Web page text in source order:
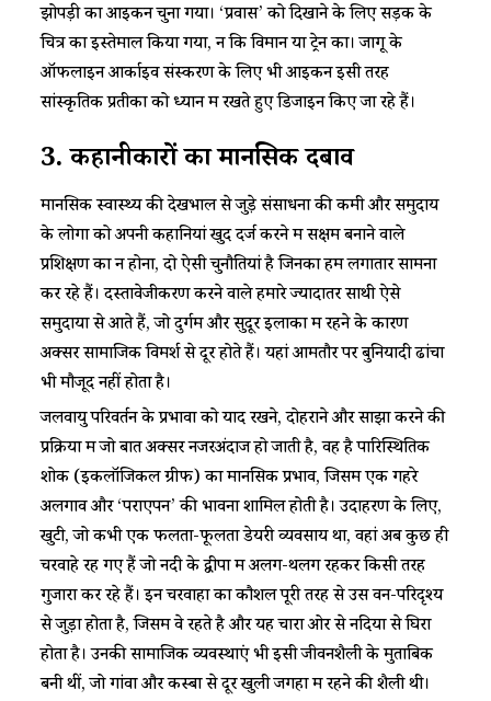
झोपड़ी का आइकन चुना गया। ‘प्रवास’ को दिखाने के लिए सड़क के
चित्र का इस्तेमाल किया गया, न कि विमान या ट्रेन का। जोंगू के
ऑफलाइन आर्काइव संस्करण के लिए भी आइकन इसी तरह
सांस्कृतिक प्रतीकों को ध्यान में रखते हुए डिजाइन किए जा रहे हैं।
3. कहानीकारों का मानसिक दबाव
मानसिक स्वास्थ्य की देखभाल से जुड़े संसाधनों की कमी और समुदाय
के लोगों को अपनी कहानियां खुद दर्ज करने में सक्षम बनाने वाले
प्रशिक्षण का न होना, दो ऐसी चुनौतियां है जिनका हम लगातार सामना
कर रहे हैं। दस्तावेजीकरण करने वाले हमारे ज्यादातर साथी ऐसे
समुदायों से आते हैं, जो दुर्गम और सुदूर इलाकों में रहने के कारण
अक्सर सामाजिक विमर्श से दूर होते हैं। यहां आमतौर पर बुनियादी ढांचा
भी मौजूद नहीं होता है।
जलवायु परिवर्तन के प्रभावों को याद रखने, दोहराने और साझा करने की
प्रक्रिया में जो बात अक्सर नजरअंदाज हो जाती है, वह है पारिस्थितिक
शोक (इकलॉजिकल ग्रीफ) का मानसिक प्रभाव, जिसमें एक गहरे
अलगाव और ‘पराएपन’ की भावना शामिल होती है। उदाहरण के लिए,
खुटी, जो कभी एक फलता-फूलता डेयरी व्यवसाय था, वहां अब कुछ ही
चरवाहे रह गए हैं जो नदी के द्वीपों में अलग-थलग रहकर किसी तरह
गुजारा कर रहे हैं। इन चरवाहों का कौशल पूरी तरह से उस वन-परिदृश्य
से जुड़ा होता है, जिसमें वे रहते है और यह चारों ओर से नदियों से घिरा
होता है। उनकी सामाजिक व्यवस्थाएं भी इसी जीवनशैली के मुताबिक
बनी थीं, जो गांवों और कस्बों से दूर खुली जगहों में रहने की शैली थी।